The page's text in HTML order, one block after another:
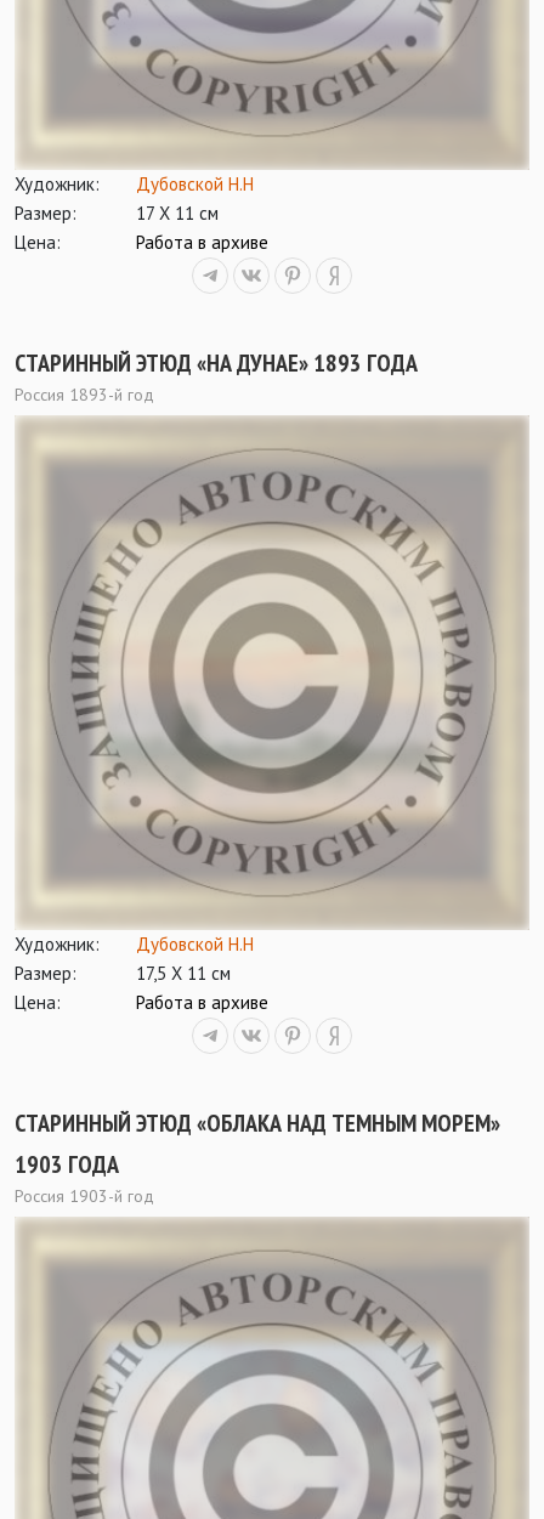
Художник:
Дубовской Н.Н
Размер:
17 Х 11 см
Цена:
Работа в архиве
СТАРИННЫЙ ЭТЮД «НА ДУНАЕ» 1893 ГОДА
Россия 1893-й год
Художник:
Дубовской Н.Н
Размер:
17,5 Х 11 см
Цена:
Работа в архиве
СТАРИННЫЙ ЭТЮД «ОБЛАКА НАД ТЕМНЫМ МОРЕМ»
1903 ГОДА
Россия 1903-й год